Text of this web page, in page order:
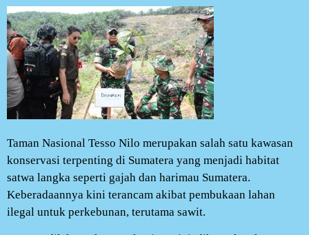
Taman Nasional Tesso Nilo merupakan salah satu kawasan
konservasi terpenting di Sumatera yang menjadi habitat
satwa langka seperti gajah dan harimau Sumatera.
Keberadaannya kini terancam akibat pembukaan lahan
ilegal untuk perkebunan, terutama sawit.